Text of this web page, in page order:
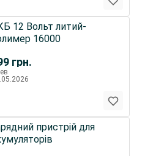
грн.
12 Вольт литий-
16000
пристрій для